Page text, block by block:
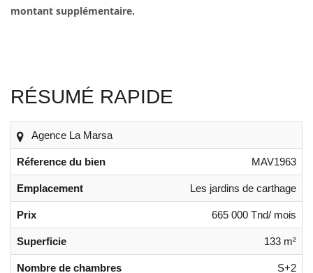
montant supplémentaire.
RÉSUMÉ RAPIDE
Agence La Marsa
Réference du bien MAV1963
Emplacement Les jardins de carthage
Prix 665 000 Tnd/ mois
Superficie 133 m²
Nombre de chambres S+2